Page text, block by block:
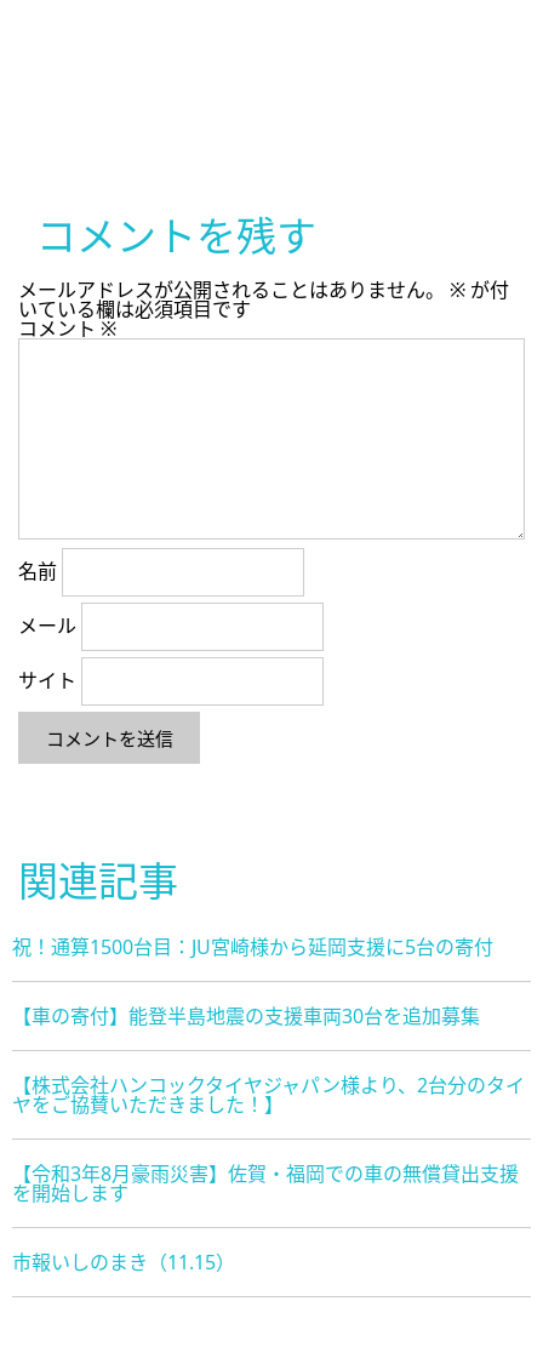
コメントを残す
メールアドレスが公開されることはありません。 ※ が付
いている欄は必須項目です
コメント ※
名前
メール
サイト
関連記事
祝！通算1500台目：JU宮崎様から延岡支援に5台の寄付
【車の寄付】能登半島地震の支援車両30台を追加募集
【株式会社ハンコックタイヤジャパン様より、2台分のタイ
ヤをご協賛いただきました！】
【令和3年8月豪雨災害】佐賀・福岡での車の無償貸出支援
を開始します
市報いしのまき（11.15）